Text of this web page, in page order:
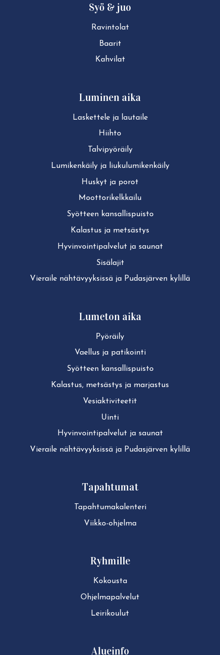
Syö & juo
Ravintolat
Baarit
Kahvilat
Luminen aika
Laskettele ja lautaile
Hiihto
Tal­vi­pyö­räi­ly
Lu­mi­ken­käi­ly ja liu­ku­lu­mi­ken­käi­ly
Huskyt ja porot
Moot­to­ri­kelk­kai­lu
Syötteen kan­sal­lis­puis­to
Kalastus ja metsästys
Hy­vin­voin­ti­pal­ve­lut ja saunat
Sisälajit
Vieraile näh­tä­vyyk­sis­sä ja Pudasjärven kylillä
Lumeton aika
Pyöräily
Vaellus ja patikointi
Syötteen kan­sal­lis­puis­to
Kalastus, metsästys ja marjastus
Ve­siak­ti­vi­tee­tit
Uinti
Hy­vin­voin­ti­pal­ve­lut ja saunat
Vieraile näh­tä­vyyk­sis­sä ja Pudasjärven kylillä
Tapahtumat
Ta­pah­tu­ma­ka­len­te­ri
Viikko-ohjelma
Ryhmille
Kokousta
Ohjelmapalvelut
Leirikoulut
Alueinfo